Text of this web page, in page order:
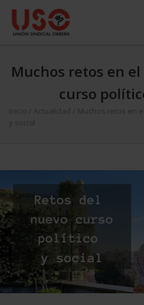
Muchos retos en
curso
Inicio Actualidad
Muchos retos en
y social